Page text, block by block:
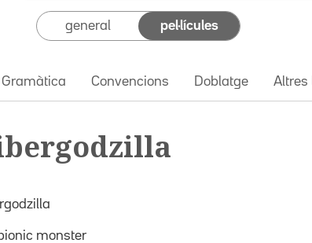
general pel·lícules
Gramàtica Convencions Doblatge Altres
monster